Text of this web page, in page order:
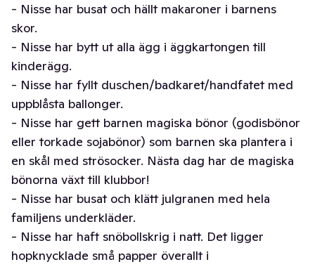
- Nisse har busat och hällt makaroner i barnens
skor.
- Nisse har bytt ut alla ägg i äggkartongen till
kinderägg.
- Nisse har fyllt duschen/badkaret/handfatet med
uppblåsta ballonger.
- Nisse har gett barnen magiska bönor (godisbönor
eller torkade sojabönor) som barnen ska plantera i
en skål med strösocker. Nästa dag har de magiska
bönorna växt till klubbor!
- Nisse har busat och klätt julgranen med hela
familjens underkläder.
- Nisse har haft snöbollskrig i natt. Det ligger
hopknycklade små papper överallt i